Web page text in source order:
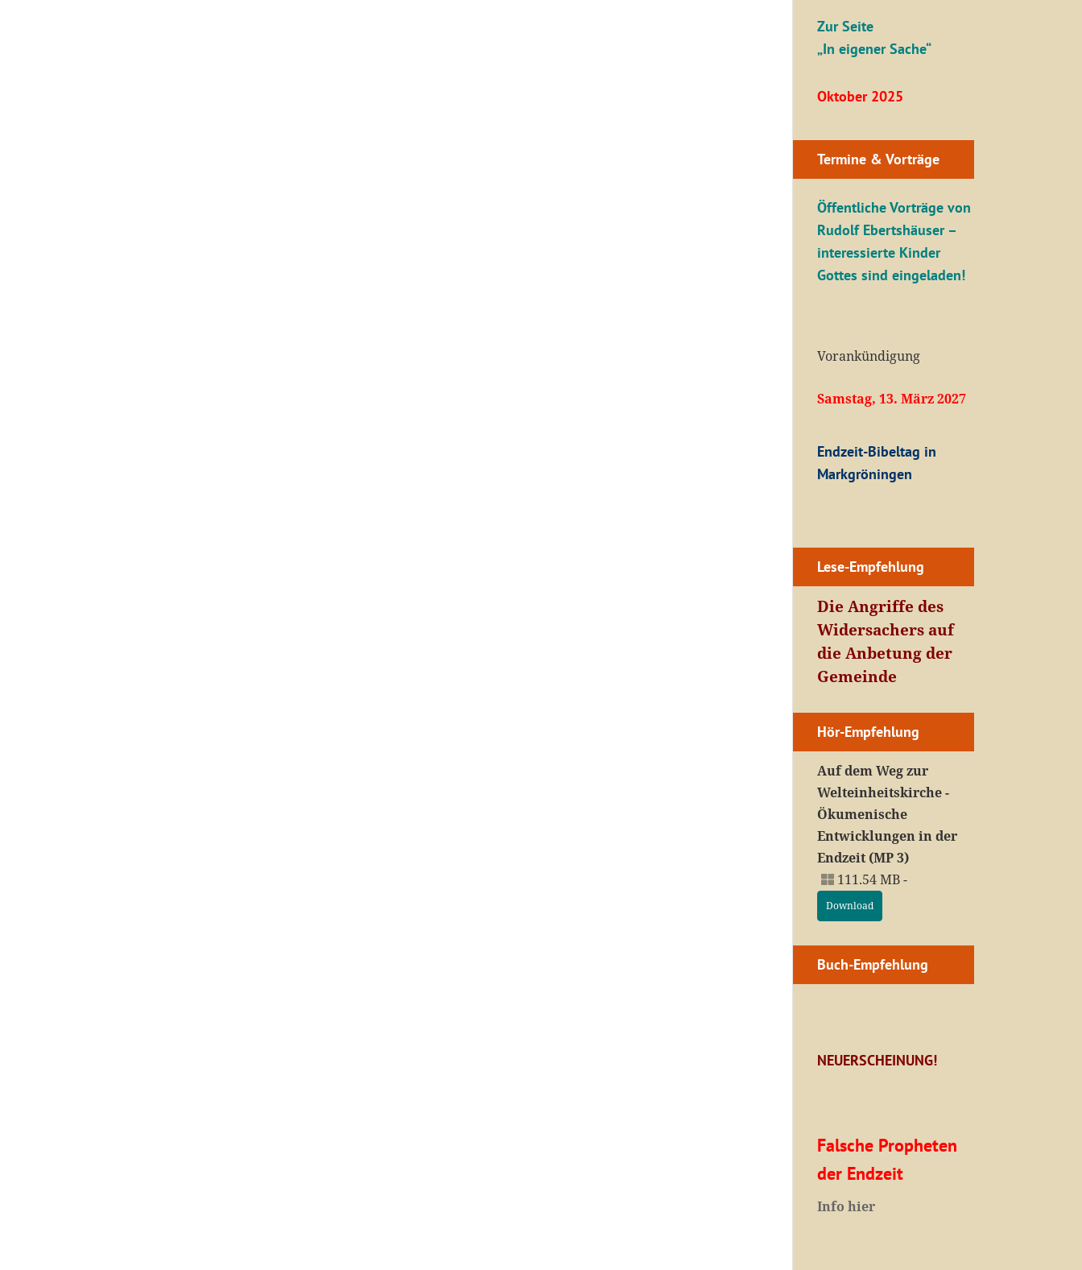
Zur Seite
„In eigener Sache“
Oktober 2025
Termine & Vorträge
Öffentliche Vorträge von
Rudolf Ebertshäuser –
interessierte Kinder
Gottes sind eingeladen!
Vorankündigung
Samstag, 13. März 2027
Endzeit-Bibeltag in
Markgröningen
Lese-Empfehlung
Die Angriffe des
Widersachers auf
die Anbetung der
Gemeinde
Hör-Empfehlung
Auf dem Weg zur
Welteinheitskirche -
Ökumenische
Entwicklungen in der
Endzeit (MP 3)
111.54 MB -
Download
Buch-Empfehlung
NEUERSCHEINUNG!
Falsche Propheten
der Endzeit
Info hier